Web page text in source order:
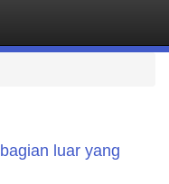
luar yang